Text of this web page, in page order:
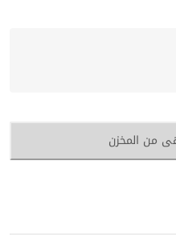
من المخزن